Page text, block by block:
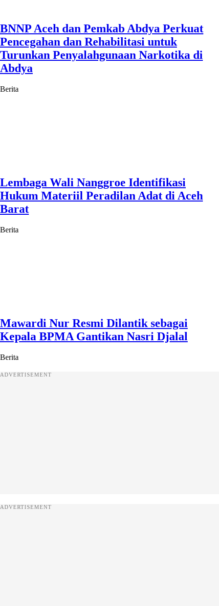
BNNP Aceh dan Pemkab Abdya Perkuat
Pencegahan dan Rehabilitasi untuk
Turunkan Penyalahgunaan Narkotika di
Abdya
Berita
Lembaga Wali Nanggroe Identifikasi
Hukum Materiil Peradilan Adat di Aceh
Barat
Berita
Mawardi Nur Resmi Dilantik sebagai
Kepala BPMA Gantikan Nasri Djalal
Berita
ADVERTISEMENT
ADVERTISEMENT